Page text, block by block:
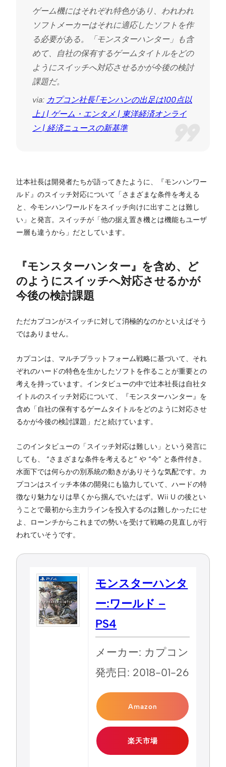
ゲーム機にはそれぞれ特色があり、われわれ
ソフトメーカーはそれに適応したソフトを作
る必要がある。「モンスターハンター」も含
めて、自社の保有するゲームタイトルをどの
ようにスイッチへ対応させるかが今後の検討
課題だ。
via: カプコン社長｢モンハンの出足は100点以
上｣ | ゲーム・エンタメ | 東洋経済オンライ
ン | 経済ニュースの新基準
辻本社長は開発者たちが語ってきたように、『モンハンワー
ルド』のスイッチ対応について「さまざまな条件を考える
と、今モンハンワールドをスイッチ向けに出すことは難し
い」と発言。スイッチが「他の据え置き機とは機能もユーザ
ー層も違うから」だとしています。
『モンスターハンター』を含め、ど
のようにスイッチへ対応させるかが
今後の検討課題
ただカプコンがスイッチに対して消極的なのかといえばそう
ではありません。
カプコンは、マルチプラットフォーム戦略に基づいて、それ
ぞれのハードの特色を生かしたソフトを作ることが重要との
考えを持っています。インタビューの中で辻本社長は自社タ
イトルのスイッチ対応について、『モンスターハンター』を
含め「自社の保有するゲームタイトルをどのように対応させ
るかが今後の検討課題」だと続けています。
このインタビューの「スイッチ対応は難しい」という発言に
しても、 “さまざまな条件を考えると” や “今” と条件付き。
水面下では何らかの別系統の動きがありそうな気配です。カ
プコンはスイッチ本体の開発にも協力していて、ハードの特
徴なり魅力なりは早くから掴んでいたはず。Wii U の後とい
うことで最初から主力ラインを投入するのは難しかったにせ
よ、ローンチからこれまでの勢いを受けて戦略の見直しが行
われていそうです。
モンスターハンタ
ー:ワールド –
PS4
メーカー: カプコン
発売日: 2018-01-26
Amazon
楽天市場